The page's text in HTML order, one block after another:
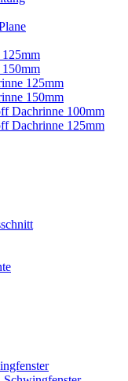
125mm
150mm
Dachrinne 100mm
Dachrinne 125mm